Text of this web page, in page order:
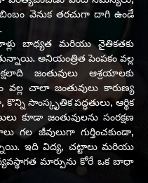
వెనుక తరచుగా దాగి ఉండే
బాధ్యత మరియు నైతికతకు
అనియంత్రిత పెంపకం వల్ల
జంతువులు ఆశ్రయాలకు
వల్ల చాలా జంతువులు కారుణ్య
సాంస్కృతిక పద్ధతులు, ఆర్థిక
కూడా జంతువులను సంరక్షణ
జీవులుగా గుర్తించకుండా,
ఇది విద్య, చట్టాలు మరియు
మార్పును కోరే ఒక బాధా